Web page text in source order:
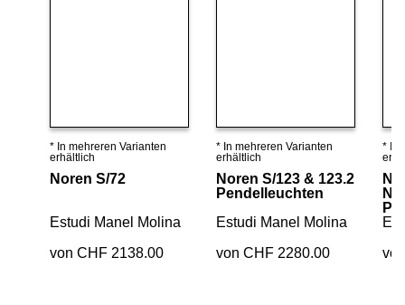
Details ansehen
* In mehreren Varianten
erhältlich
Noren S/72
Estudi Manel Molina
von CHF 2138.00
Details ansehen
* In mehreren Varianten
erhältlich
Noren S/123 & 123.2
Pendelleuchten
Estudi Manel Molina
von CHF 2280.00
* In